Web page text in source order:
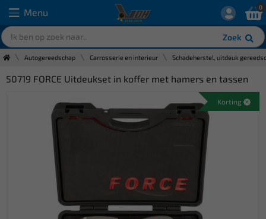
Menu
Zoek
0
Autogereedschap Carrosserie en interieur Schadeherstel, uitdeuk
50719 FORCE Uitdeukset in koffer met hamers en tassen
Korting